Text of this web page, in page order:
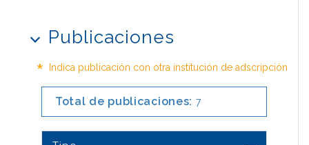
Publicaciones
* Indica publicación con otra institución de adscripción
Total de publicaciones: 7